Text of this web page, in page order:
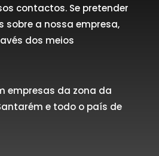
contactos. Se pretender
sobre a nossa empresa,
dos meios
empresas da zona da
e todo o país de